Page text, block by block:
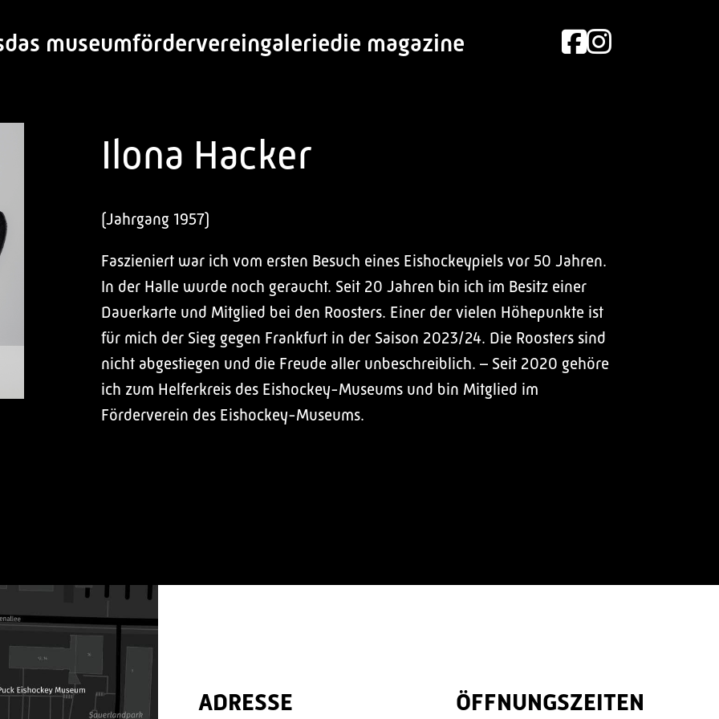
das museumfördervereingaleriedie magazine
Ilona Hacker
(Jahrgang 1957)
Faszieniert war ich vom ersten Besuch eines Eishockeypiels vor 50 Jahren.
In der Halle wurde noch geraucht. Seit 20 Jahren bin ich im Besitz einer
Dauerkarte und Mitglied bei den Roosters. Einer der vielen Höhepunkte ist
für mich der Sieg gegen Frankfurt in der Saison 2023/24. Die Roosters sind
nicht abgestiegen und die Freude aller unbeschreiblich. – Seit 2020 gehöre
ich zum Helferkreis des Eishockey-Museums und bin Mitglied im
Förderverein des Eishockey-Museums.
ADRESSE ÖFFNUNGSZEITEN